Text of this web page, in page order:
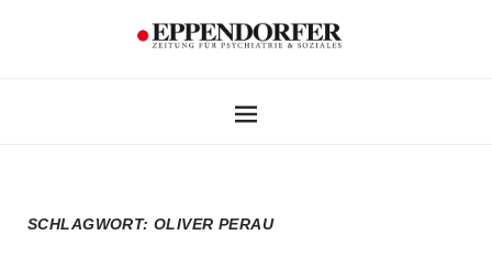
SCHLAGWORT:OLIVER PERAU